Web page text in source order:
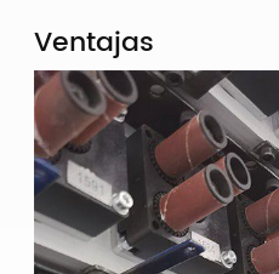
Ventajas